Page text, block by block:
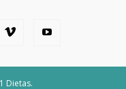
Dietas.